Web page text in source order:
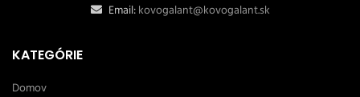
Email:kovogalant@kovogalant.sk
KATEGÓRIE
Domov